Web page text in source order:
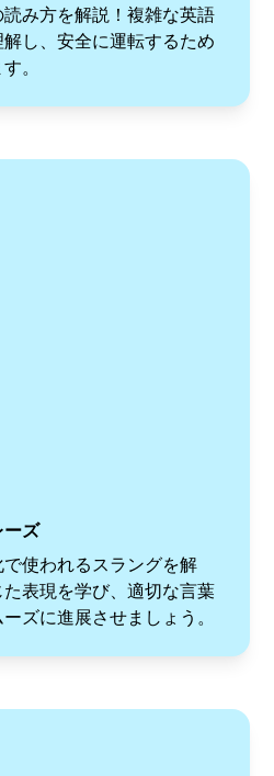
み方を解説！複雑な英語
し、安全に運転するため
。
ーズ
使われるスラングを解
表現を学び、適切な言葉
ズに進展させましょう。